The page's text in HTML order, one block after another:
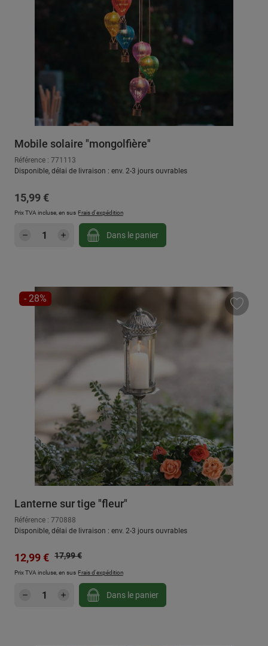
Mobile solaire "mongolfière"
Référence : 771113
Disponible, délai de livraison : env. 2-3 jours ouvrables
Prix régulier :
15,99 €
Prix TVA incluse, en sus Frais d'expédition
Quantité de produit : Entrez la quantité
Dans le panier
RÉDUCTION
- 28%
Lanterne sur tige "fleur"
Référence : 770888
Disponible, délai de livraison : env. 2-3 jours ouvrables
Prix de vente :
12,99 € Prix régulier :
17,99 €
Prix TVA incluse, en sus Frais d'expédition
Quantité de produit : Entrez la quantité
Dans le panier